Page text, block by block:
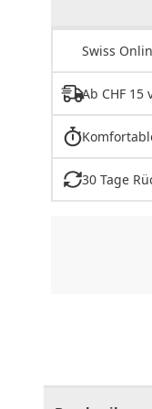
Swiss
Ab CHF 15
30 Tage